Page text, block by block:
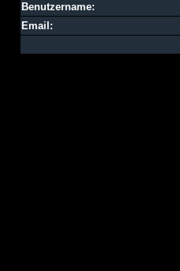
Benutzername:
Email: